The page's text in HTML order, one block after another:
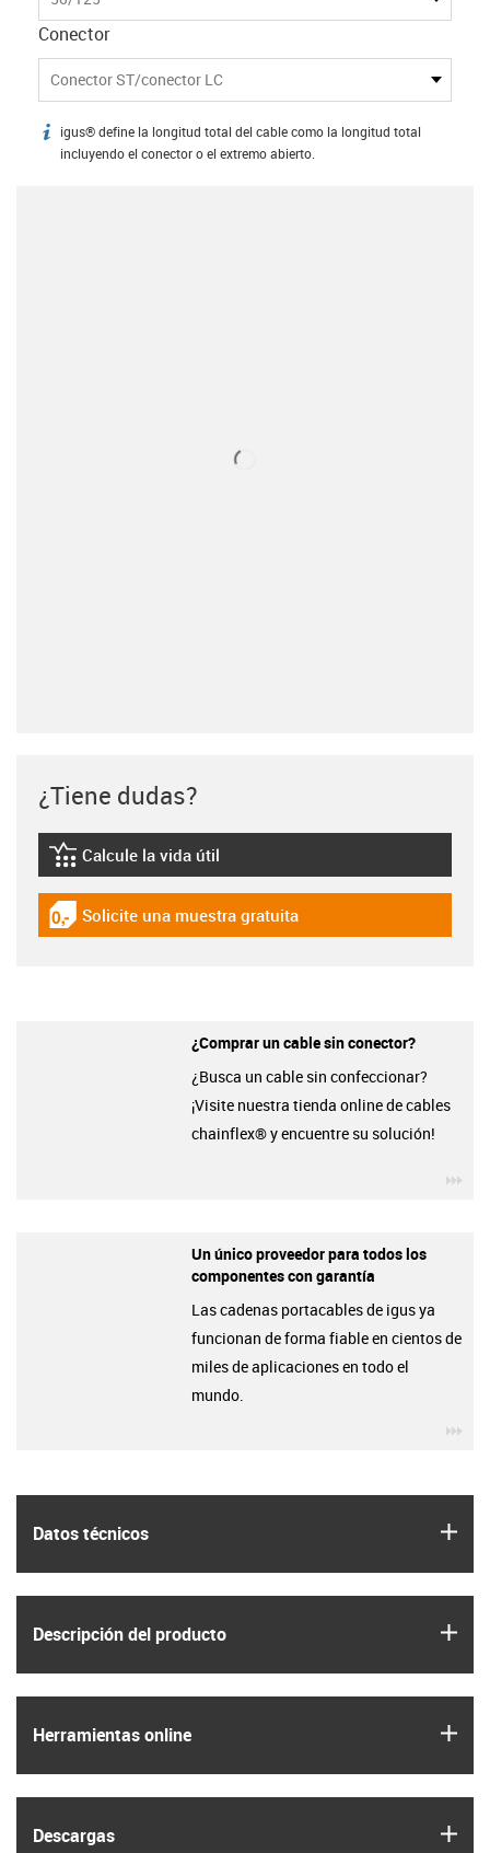
Conector
Conector ST/conector LC
igus-icon-info
igus® define la longitud total del cable como la longitud total
incluyendo el conector o el extremo abierto.
Datos técnicos
Descripción del producto
Herramientas online
Descargas
¿Tiene dudas?
igus-icon-lebensdauerrechner
Calcule la vida útil
igus-icon-gratismuster
Solicite una muestra gratuita
¿Comprar un cable sin conector?
¿Busca un cable sin confeccionar?
¡Visite nuestra tienda online de cables
chainflex® y encuentre su solución!
Un único proveedor para todos los
componentes con garantía
Las cadenas portacables de igus ya
funcionan de forma fiable en cientos de
miles de aplicaciones en todo el
mundo.